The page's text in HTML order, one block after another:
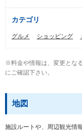
カテゴリ
グルメ ショッピング
※料金や情報は、変更とな
にご確認下さい。
地図
施設ルートや、周辺観光情